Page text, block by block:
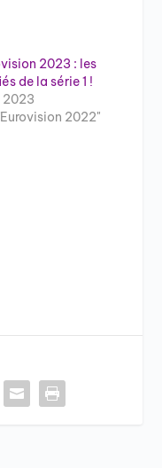
2023 : les
de la série 1 !
2023
2022"